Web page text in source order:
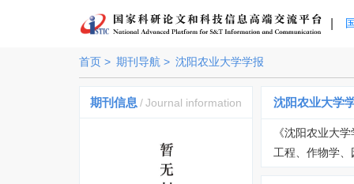
首页 > 期刊导航 > 沈阳农业大学学报
期刊信息 /Journal information 沈阳农业大学
《沈阳农业大
工程、作物学